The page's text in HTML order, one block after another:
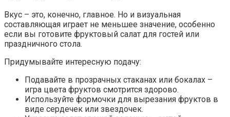
Вкус – это, конечно, главное. Но и визуальная
составляющая играет не меньшее значение, особенно
если вы готовите фруктовый салат для гостей или
праздничного стола.
Придумывайте интересную подачу:
Подавайте в прозрачных стаканах или бокалах –
игра цвета фруктов смотрится здорово.
Используйте формочки для вырезания фруктов в
виде сердечек или звездочек.